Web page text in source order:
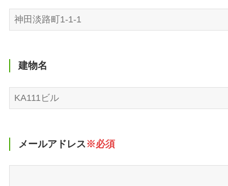
建物名
メールアドレス※必須